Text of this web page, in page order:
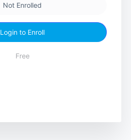
Not Enrolled
Login to Enroll
Free